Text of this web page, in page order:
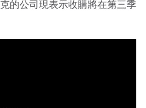
的公司現表示收購將在第三季